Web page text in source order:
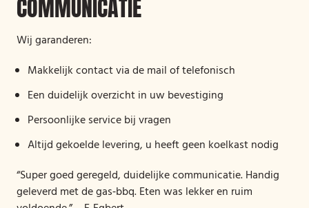
COMMUNICATIE
Wij garanderen:
Makkelijk contact via de mail of telefonisch
Een duidelijk overzicht in uw bevestiging
Persoonlijke service bij vragen
Altijd gekoelde levering, u heeft geen koelkast nodig
“Super goed geregeld, duidelijke communicatie. Handig
geleverd met de gas‑bbq. Eten was lekker en ruim